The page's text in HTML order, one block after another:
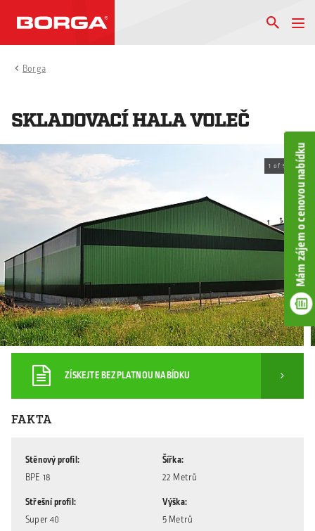
Mám zájem o cenovou nabídku
Borga
SKLADOVACÍ HALA VOLEČ
1 of 5
ZÍSKEJTE BEZPLATNOU NABÍDKU
FAKTA
Stěnový profil
BPE 18
Střešní profil
Super 40
Šířka
22 Metrů
Výška
5 Metrů